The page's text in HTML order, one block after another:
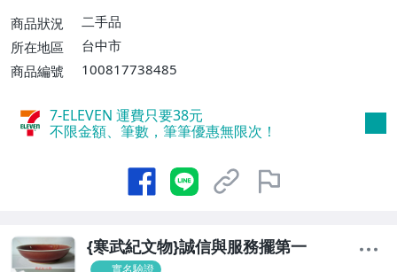
商品狀況
二手品
所在地區
台中市
商品編號
100817738485
7-ELEVEN 運費只要38元
不限金額、筆數，筆筆優惠無限次！
{寒武紀文物}誠信與服務擺第一
實名驗證